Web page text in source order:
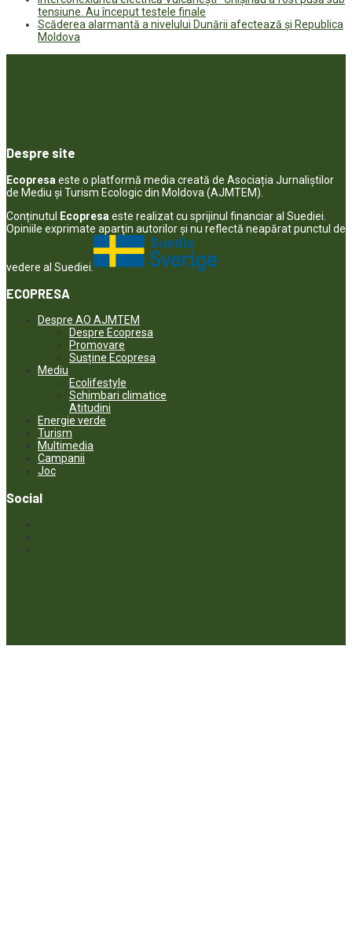
tensiune. Au început testele finale
Scăderea alarmantă a nivelului Dunării afectează și Republica
Moldova
Despre site
Ecopresa este o platformă media creată de Asociația Jurnaliștilor
de Mediu și Turism Ecologic din Moldova (AJMTEM).
Conținutul Ecopresa este realizat cu sprijinul financiar al Suediei.
Opiniile exprimate aparţin autorilor şi nu reflectă neapărat punctul de
vedere al Suediei.
ECOPRESA
Despre AO AJMTEM
Despre Ecopresa
Promovare
Susține Ecopresa
Mediu
Ecolifestyle
Schimbari climatice
Atitudini
Energie verde
Turism
Multimedia
Campanii
Joc
Social